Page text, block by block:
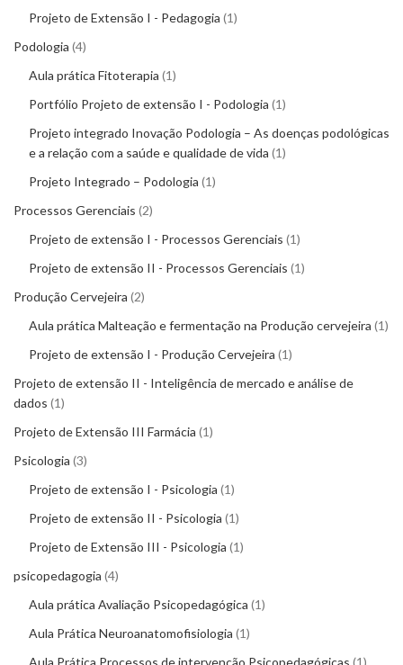
Projeto de Extensão I - Pedagogia 1
Podologia 4
Aula prática Fitoterapia 1
Portfólio Projeto de extensão I - Podologia 1
Projeto integrado Inovação Podologia – As doenças podológicas
e a relação com a saúde e qualidade de vida 1
Projeto Integrado – Podologia 1
Processos Gerenciais 2
Projeto de extensão I - Processos Gerenciais 1
Projeto de extensão II - Processos Gerenciais 1
Produção Cervejeira 2
Aula prática Malteação e fermentação na Produção cervejeira 1
Projeto de extensão I - Produção Cervejeira 1
Projeto de extensão II - Inteligência de mercado e análise de
dados 1
Projeto de Extensão III Farmácia 1
Psicologia 3
Projeto de extensão I - Psicologia 1
Projeto de extensão II - Psicologia 1
Projeto de Extensão III - Psicologia 1
psicopedagogia 4
Aula prática Avaliação Psicopedagógica 1
Aula Prática Neuroanatomofisiologia 1
Aula Prática Processos de intervenção Psicopedagógicas 1